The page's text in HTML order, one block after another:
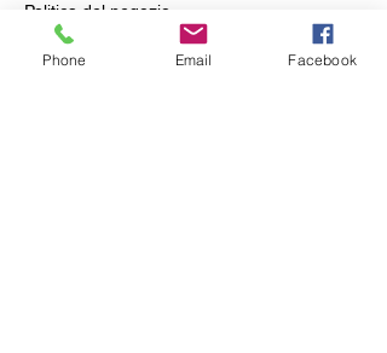
Politica del negozio
Phone Email Facebook